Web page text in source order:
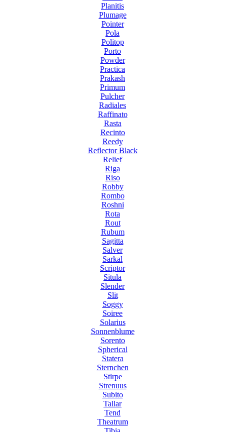
Planitis
Plumage
Pointer
Pola
Politop
Porto
Powder
Practica
Prakash
Primum
Pulcher
Radiales
Raffinato
Rasta
Recinto
Reedy
Reflector Black
Relief
Riga
Riso
Robby
Rombo
Roshni
Rota
Rout
Rubum
Sagitta
Salver
Sarkal
Scriptor
Situla
Slender
Slit
Soggy
Soiree
Solarius
Sonnenblume
Sorento
Spherical
Statera
Sternchen
Stirpe
Strenuus
Subito
Tallar
Tend
Theatrum